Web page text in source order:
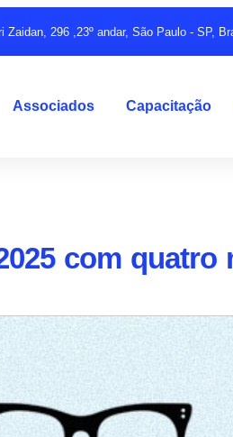
Zaidan, 296 ,23º andar, São Paulo - SP,
Associados Capacitação
com quatro